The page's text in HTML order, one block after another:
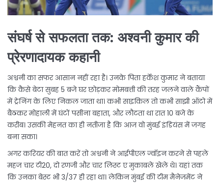
संघर्ष से सफलता तक: अश्वनी कुमार की
प्रेरणादायक कहानी
अश्वनी का सफर आसान नहीं रहा है। उनके पिता हर्केश कुमार ने बताया
कि कैसे बेटा सुबह 5 बजे घर छोड़कर मोमबत्ती की तरह जलने वाले कैंपों
में ट्रेनिंग के लिए निकल जाता था। कभी साइकिल तो कभी साझी ऑटो में
बैठकर मोहाली में घंटों पसीना बहाता, और लौटता था रात 10 बजे के
करीब। उसकी मेहनत का ही नतीजा है कि आज वो मुंबई इंडियंस में जगह
बना सका।
अगर करियर की बात करें तो अश्वनी ने आईपीएल ज्वॉइन करने से पहले
महज चार टी20, दो रणजी और चार लिस्ट ए मुकाबले खेले थे। यहां तक
कि उनका बेस्ट भी 3/37 ही रहा था। लेकिन मुंबई की टीम मैनेजमेंट ने